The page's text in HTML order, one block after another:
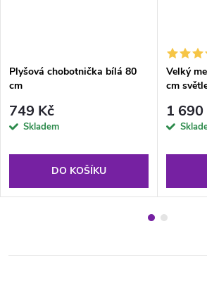
Plyšová chobotnička bílá 80
cm
749 Kč
Skladem
DO KOŠÍKU
Velký
cm
1 690